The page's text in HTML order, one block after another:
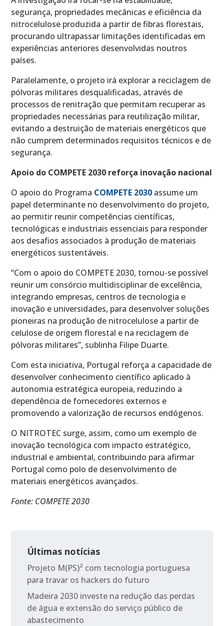
segurança, propriedades mecânicas e eficiência da
nitrocelulose produzida a partir de fibras florestais,
procurando ultrapassar limitações identificadas em
experiências anteriores desenvolvidas noutros
países.
Paralelamente, o projeto irá explorar a reciclagem de
pólvoras militares desqualificadas, através de
processos de renitração que permitam recuperar as
propriedades necessárias para reutilização militar,
evitando a destruição de materiais energéticos que
não cumprem determinados requisitos técnicos e de
segurança.
Apoio do COMPETE 2030 reforça inovação nacional
O apoio do Programa COMPETE 2030 assume um
papel determinante no desenvolvimento do projeto,
ao permitir reunir competências científicas,
tecnológicas e industriais essenciais para responder
aos desafios associados à produção de materiais
energéticos sustentáveis.
“Com o apoio do COMPETE 2030, tornou-se possível
reunir um consórcio multidisciplinar de excelência,
integrando empresas, centros de tecnologia e
inovação e universidades, para desenvolver soluções
pioneiras na produção de nitrocelulose a partir de
celulose de origem florestal e na reciclagem de
pólvoras militares”, sublinha Filipe Duarte.
Com esta iniciativa, Portugal reforça a capacidade de
desenvolver conhecimento científico aplicado à
autonomia estratégica europeia, reduzindo a
dependência de fornecedores externos e
promovendo a valorização de recursos endógenos.
O NITROTEC surge, assim, como um exemplo de
inovação tecnológica com impacto estratégico,
industrial e ambiental, contribuindo para afirmar
Portugal como polo de desenvolvimento de
materiais energéticos avançados.
Fonte: COMPETE 2030
Últimas notícias
Projeto M(PS)² com tecnologia portuguesa
para travar os hackers do futuro
Madeira 2030 investe na redução das perdas
de água e extensão do serviço público de
abastecimento